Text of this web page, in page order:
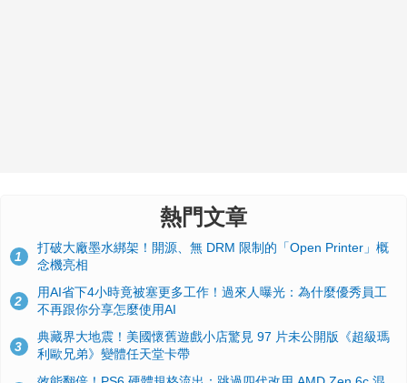
熱門文章
1
打破大廠墨水綁架！開源、無 DRM 限制的「Open Printer」概
念機亮相
2
用AI省下4小時竟被塞更多工作！過來人曝光：為什麼優秀員工
不再跟你分享怎麼使用AI
3
典藏界大地震！美國懷舊遊戲小店驚見 97 片未公開版《超級瑪
利歐兄弟》變體任天堂卡帶